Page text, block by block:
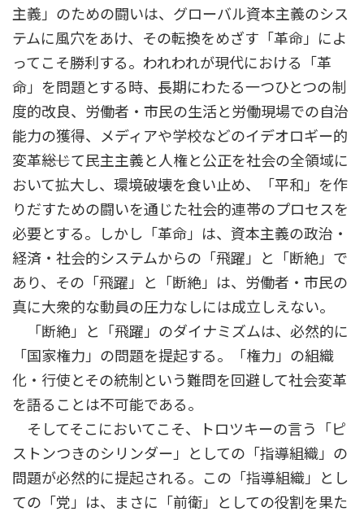
主義」のための闘いは、グローバル資本主義のシス
テムに風穴をあけ、その転換をめざす「革命」によ
ってこそ勝利する。われわれが現代における「革
命」を問題とする時、長期にわたる一つひとつの制
度的改良、労働者・市民の生活と労働現場での自治
能力の獲得、メディアや学校などのイデオロギー的
変革――総じて民主主義と人権と公正を社会の全領域に
おいて拡大し、環境破壊を食い止め、「平和」を作
りだすための闘いを通じた社会的連帯のプロセスを
必要とする。しかし「革命」は、資本主義の政治・
経済・社会的システムからの「飛躍」と「断絶」で
あり、その「飛躍」と「断絶」は、労働者・市民の
真に大衆的な動員の圧力なしには成立しえない。
「断絶」と「飛躍」のダイナミズムは、必然的に
「国家権力」の問題を提起する。「権力」の組織
化・行使とその統制という難問を回避して社会変革
を語ることは不可能である。
そしてそこにおいてこそ、トロツキーの言う「ピ
ストンつきのシリンダー」としての「指導組織」の
問題が必然的に提起される。この「指導組織」とし
ての「党」は、まさに「前衛」としての役割を果た